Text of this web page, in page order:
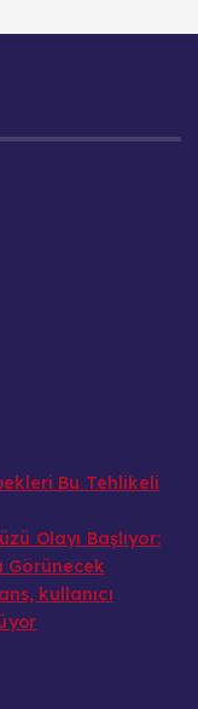
Bu Tehlikeli
Olayı Başlıyor:
Görünecek
kullanıcı